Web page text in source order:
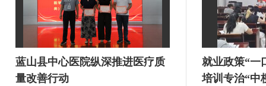
蓝山县中心医院纵深推进医疗质
量改善行动
就业政策“一
培训专治“中